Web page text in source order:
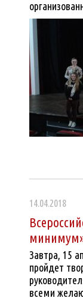
14.04.2018
Завтра, 15
пройдет
всеми